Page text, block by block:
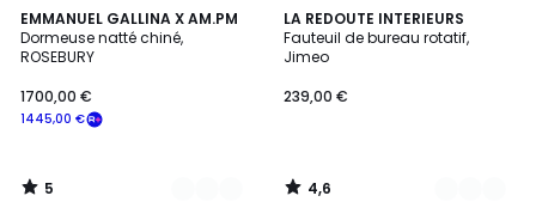
EMMANUEL GALLINA X AM.PM
Dormeuse natté chiné,
ROSEBURY
1445,00 €
1700,00 €
5
/
5
2
Couleurs
5
/
LA REDOUTE INTERIEURS
Fauteuil de bureau rotatif,
Jimeo
239,00 €
4,6
/ 5
3
Couleurs
4,6
/